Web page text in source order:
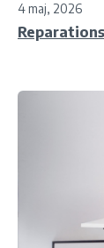
4 maj, 2026